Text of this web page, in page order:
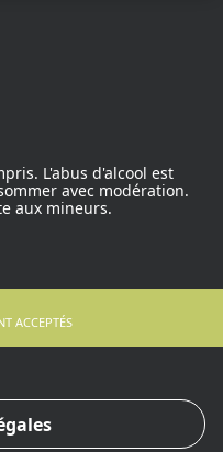
L'abus d'alcool est
avec modération.
aux mineurs.
ACCEPTÉS